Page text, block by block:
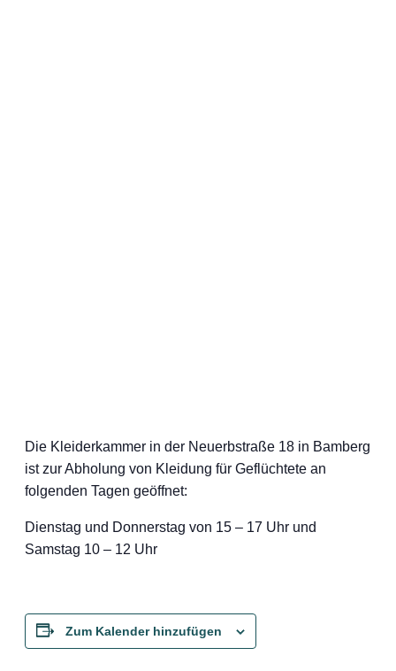
Die Kleiderkammer in der Neuerbstraße 18 in Bamberg
ist zur Abholung von Kleidung für Geflüchtete an
folgenden Tagen geöffnet:
Dienstag und Donnerstag von 15 – 17 Uhr und
Samstag 10 – 12 Uhr
Zum Kalender hinzufügen